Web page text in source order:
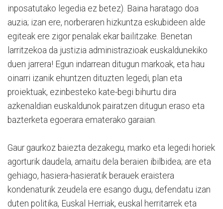
inposatutako legedia ez betez). Baina haratago doa
auzia; izan ere, norberaren hizkuntza eskubideen alde
egiteak ere zigor penalak ekar bailitzake. Benetan
larritzekoa da justizia administrazioak euskaldunekiko
duen jarrera! Egun indarrean ditugun markoak, eta hau
oinarri izanik ehuntzen dituzten legedi, plan eta
proiektuak, ezinbesteko kate-begi bihurtu dira
azkenaldian euskaldunok pairatzen ditugun eraso eta
bazterketa egoerara ematerako garaian.
Gaur gaurkoz baiezta dezakegu, marko eta legedi horiek
agorturik daudela, amaitu dela beraien ibilbidea; are eta
gehiago, hasiera-hasieratik berauek eraistera
kondenaturik zeudela ere esango dugu, defendatu izan
duten politika, Euskal Herriak, euskal herritarrek eta